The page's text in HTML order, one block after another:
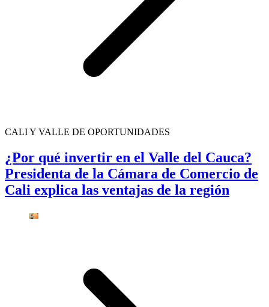
CALI Y VALLE DE OPORTUNIDADES
¿Por qué invertir en el Valle del Cauca?
Presidenta de la Cámara de Comercio de
Cali explica las ventajas de la región